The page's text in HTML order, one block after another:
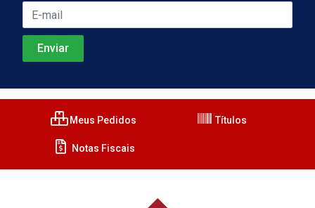
Meus Pedidos Títulos
Notas Fiscais